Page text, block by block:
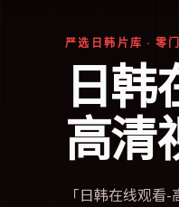
严选日韩片库 · 零
日韩
高清
「日韩在线观看-